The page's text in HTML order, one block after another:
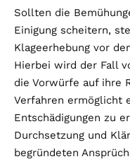
Sollten die
Einigung scheitern,
Klageerhebung vor
Hierbei wird der Fall
die Vorwürfe auf ihre
Verfahren ermöglicht
Entschädigungen zu
Durchsetzung und
begründeten